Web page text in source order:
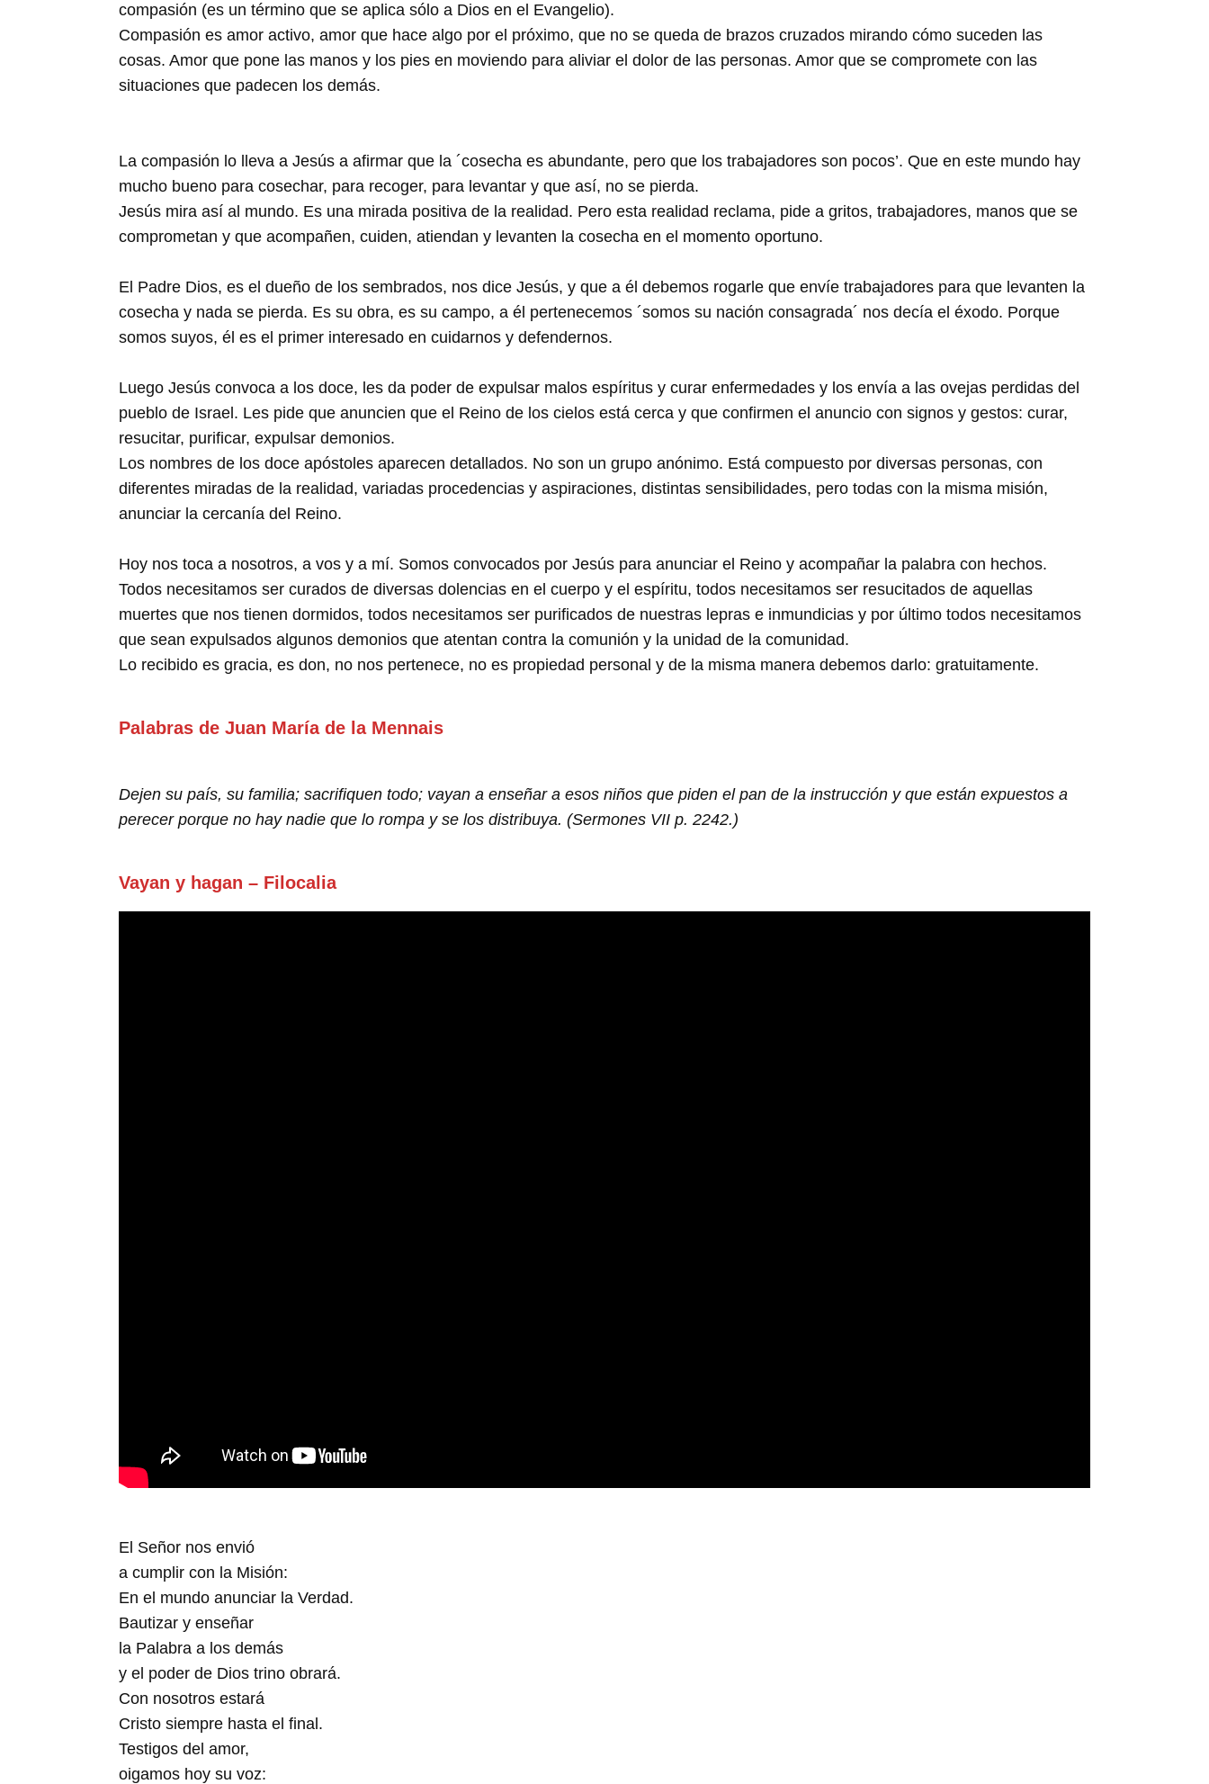
compasión (es un término que se aplica sólo a Dios en el Evangelio).
Compasión es amor activo, amor que hace algo por el próximo, que no se queda de brazos cruzados mirando cómo suceden las
cosas. Amor que pone las manos y los pies en moviendo para aliviar el dolor de las personas. Amor que se compromete con las
situaciones que padecen los demás.
La compasión lo lleva a Jesús a afirmar que la ´cosecha es abundante, pero que los trabajadores son pocos’. Que en este mundo hay
mucho bueno para cosechar, para recoger, para levantar y que así, no se pierda.
Jesús mira así al mundo. Es una mirada positiva de la realidad. Pero esta realidad reclama, pide a gritos, trabajadores, manos que se
comprometan y que acompañen, cuiden, atiendan y levanten la cosecha en el momento oportuno.
El Padre Dios, es el dueño de los sembrados, nos dice Jesús, y que a él debemos rogarle que envíe trabajadores para que levanten la
cosecha y nada se pierda. Es su obra, es su campo, a él pertenecemos ´somos su nación consagrada´ nos decía el éxodo. Porque
somos suyos, él es el primer interesado en cuidarnos y defendernos.
Luego Jesús convoca a los doce, les da poder de expulsar malos espíritus y curar enfermedades y los envía a las ovejas perdidas del
pueblo de Israel. Les pide que anuncien que el Reino de los cielos está cerca y que confirmen el anuncio con signos y gestos: curar,
resucitar, purificar, expulsar demonios.
Los nombres de los doce apóstoles aparecen detallados. No son un grupo anónimo. Está compuesto por diversas personas, con
diferentes miradas de la realidad, variadas procedencias y aspiraciones, distintas sensibilidades, pero todas con la misma misión,
anunciar la cercanía del Reino.
Hoy nos toca a nosotros, a vos y a mí. Somos convocados por Jesús para anunciar el Reino y acompañar la palabra con hechos.
Todos necesitamos ser curados de diversas dolencias en el cuerpo y el espíritu, todos necesitamos ser resucitados de aquellas
muertes que nos tienen dormidos, todos necesitamos ser purificados de nuestras lepras e inmundicias y por último todos necesitamos
que sean expulsados algunos demonios que atentan contra la comunión y la unidad de la comunidad.
Lo recibido es gracia, es don, no nos pertenece, no es propiedad personal y de la misma manera debemos darlo: gratuitamente.
Palabras de Juan María de la Mennais
Dejen su país, su familia; sacrifiquen todo; vayan a enseñar a esos niños que piden el pan de la instrucción y que están expuestos a
perecer porque no hay nadie que lo rompa y se los distribuya. (Sermones VII p. 2242.)
Vayan y hagan – Filocalia
El Señor nos envió
a cumplir con la Misión:
En el mundo anunciar la Verdad.
Bautizar y enseñar
la Palabra a los demás
y el poder de Dios trino obrará.
Con nosotros estará
Cristo siempre hasta el final.
Testigos del amor,
oigamos hoy su voz: